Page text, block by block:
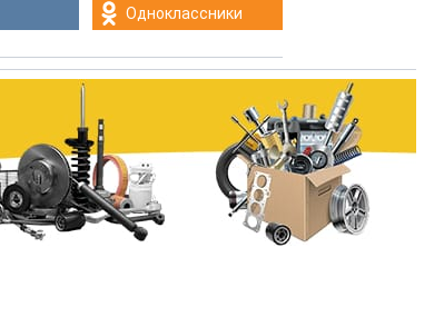
Одноклассники